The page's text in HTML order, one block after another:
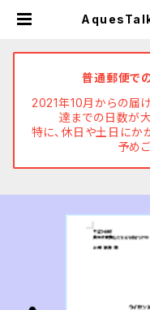
普通郵便で
2021年10月からの届
達までの日数が
特に、休日や土日にか
予め